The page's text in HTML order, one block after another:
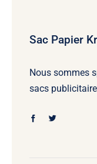
Sac Papier
Nous sommes
sacs